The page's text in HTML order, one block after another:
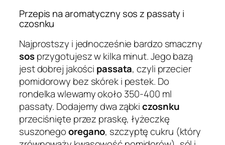
Przepis na aromatyczny sos z passaty i
czosnku
Najprostszy i jednocześnie bardzo smaczny
sosprzygotujesz w kilka minut. Jego bazą
jest dobrej jakości passata, czyli przecier
pomidorowy bez skórek i pestek. Do
rondelka wlewamy około 350-400 ml
passaty. Dodajemy dwa ząbkiczosnku
przeciśnięte przez praskę, łyżeczkę
suszonegooregano, szczyptę cukru (który